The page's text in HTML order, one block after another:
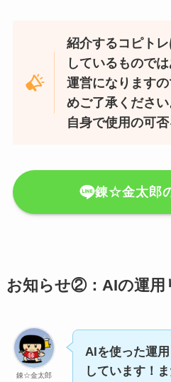
紹介するコピト
しているもので
運営になります
めご了承くださ
自身で使用の可否
錬☆金太郎
お知らせ②：AIの運用
錬☆金太郎
AIを使った運
しています！